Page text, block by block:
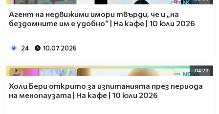
Агент на недвижими имори твърди, че и „на
бездомните им е удобно“ | На кафе | 10 юли 2026
24 10.07.2026
04:29
Холи Бери открито за изпитанията през периода
на менопаузата | На кафе | 10 юли 2026